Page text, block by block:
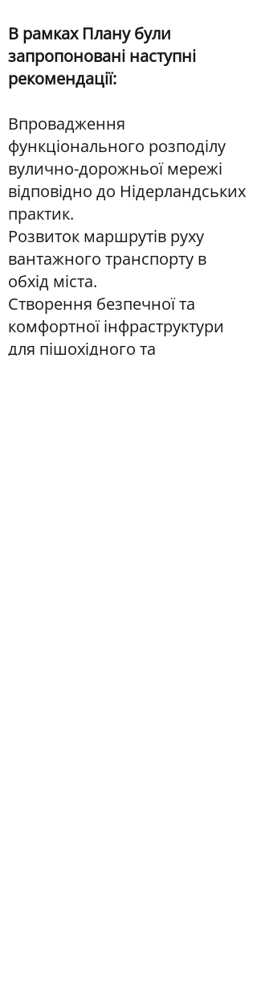
В рамках Плану були
запропоновані наступні
рекомендації:
Впровадження
функціонального розподілу
вулично-дорожньої мережі
відповідно до Нідерландських
практик.
Розвиток маршрутів руху
вантажного транспорту в
обхід міста.
Створення безпечної та
комфортної інфраструктури
для пішохідного та